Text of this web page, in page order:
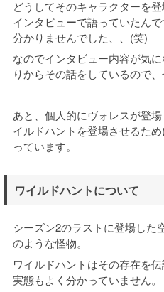
どうしてそのキャラクターを
インタビューで語っていたん
分かりませんでした、、(笑)
なのでインタビュー内容が気
りからその話をしているので、
あと、個人的にヴォレスが登
イルドハントを登場させるた
っています。
ワイルドハントについて
シーズン2のラストに登場した
のような怪物。
ワイルドハントはその存在を
実態もよく分かっていません。